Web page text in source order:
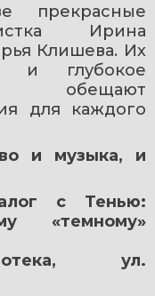
прекрасные
Ирина
Клишева. Их
и глубокое
обещают
для каждого
и музыка, и
с Тенью:
«темному»
ул.